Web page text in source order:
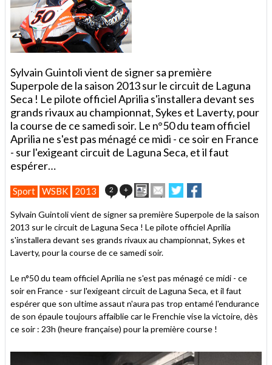
Sylvain Guintoli vient de signer sa première
Superpole de la saison 2013 sur le circuit de Laguna
Seca ! Le pilote officiel Aprilia s'installera devant ses
grands rivaux au championnat, Sykes et Laverty, pour
la course de ce samedi soir. Le n°50 du team officiel
Aprilia ne s'est pas ménagé ce midi - ce soir en France
- sur l'exigeant circuit de Laguna Seca, et il faut
espérer…
Sport WSBK 2013 2 + ImprimerEnvoyer
cet
à
un
ami
Partager
sur
sur
Sylvain Guintoli vient de signer sa première Superpole de la saison
2013 sur le circuit de Laguna Seca ! Le pilote officiel Aprilia
s'installera devant ses grands rivaux au championnat, Sykes et
Laverty, pour la course de ce samedi soir.
Le n°50 du team officiel Aprilia ne s'est pas ménagé ce midi - ce
soir en France - sur l'exigeant circuit de Laguna Seca, et il faut
espérer que son ultime assaut n'aura pas trop entamé l'endurance
de son épaule toujours affaiblie car le Frenchie vise la victoire, dès
ce soir : 23h (heure française) pour la première course !